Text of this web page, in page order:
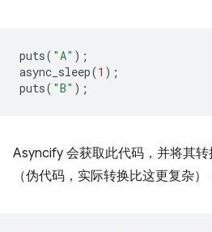
puts( "A" );
async_sleep(1 );
puts( "B" );
Asyncify 会获取此代码，并将其
（伪代码，实际转换比这更复杂）